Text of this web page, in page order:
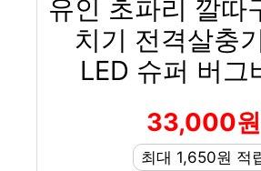
유인 초파리 깔따
치기 전격살충
LED 슈퍼 버그
33,000원
최대 1,650원 적